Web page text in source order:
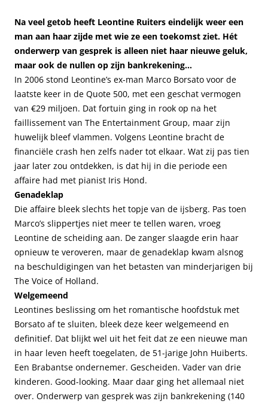
Na veel getob heeft Leontine Ruiters eindelijk weer een
man aan haar zijde met wie ze een toekomst ziet. Hét
onderwerp van gesprek is alleen niet haar nieuwe geluk,
maar ook de nullen op zijn bankrekening…
In 2006 stond Leontine’s ex-man Marco Borsato voor de
laatste keer in de Quote 500, met een geschat vermogen
van €29 miljoen. Dat fortuin ging in rook op na het
faillissement van The Entertainment Group, maar zijn
huwelijk bleef vlammen. Volgens Leontine bracht de
financiële crash hen zelfs nader tot elkaar. Wat zij pas tien
jaar later zou ontdekken, is dat hij in die periode een
affaire had met pianist Iris Hond.
Genadeklap
Die affaire bleek slechts het topje van de ijsberg. Pas toen
Marco’s slippertjes niet meer te tellen waren, vroeg
Leontine de scheiding aan. De zanger slaagde erin haar
opnieuw te veroveren, maar de genadeklap kwam alsnog
na beschuldigingen van het betasten van minderjarigen bij
The Voice of Holland.
Welgemeend
Leontines beslissing om het romantische hoofdstuk met
Borsato af te sluiten, bleek deze keer welgemeend en
definitief. Dat blijkt wel uit het feit dat ze een nieuwe man
in haar leven heeft toegelaten, de 51-jarige John Huiberts.
Een Brabantse ondernemer. Gescheiden. Vader van drie
kinderen. Good-looking. Maar daar ging het allemaal niet
over. Onderwerp van gesprek was zijn bankrekening (140